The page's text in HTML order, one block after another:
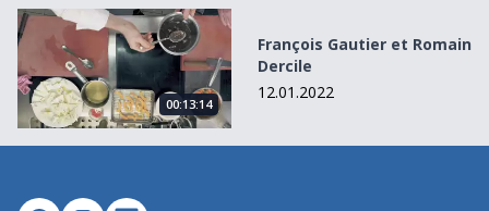
François Gautier et Romain Dercile
00:13:14
François Gautier et Romain
Dercile
12.01.2022